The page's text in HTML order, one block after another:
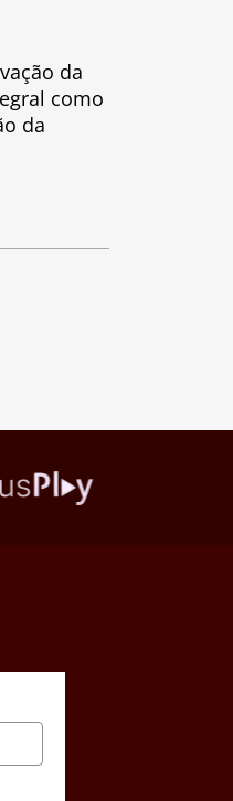
da
como
da